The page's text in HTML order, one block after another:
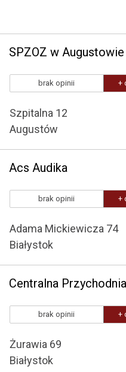
SPZOZ w Augustowie
brak opinii +
Szpitalna 12
Augustów
Acs Audika
brak opinii +
Adama Mickiewicza 74
Białystok
Centralna Przychodnia
brak opinii +
Żurawia 69
Białystok